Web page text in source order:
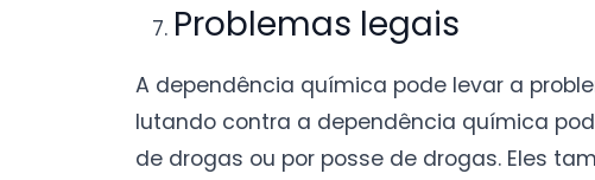
Problemas legais
A dependência química pode levar a
lutando contra a dependência química
de drogas ou por posse de drogas. Eles